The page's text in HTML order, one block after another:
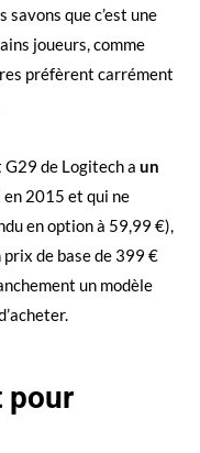
que c’est une
joueurs, comme
préfèrent carrément
de Logitech a un
2015 et qui ne
en option à 59,99 €),
prix de base de 399 €
un modèle
pour